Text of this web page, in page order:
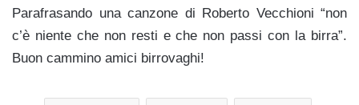
Parafrasando una canzone di Roberto Vecchioni “non
c’è niente che non resti e che non passi con la birra”.
Buon cammino amici birrovaghi!